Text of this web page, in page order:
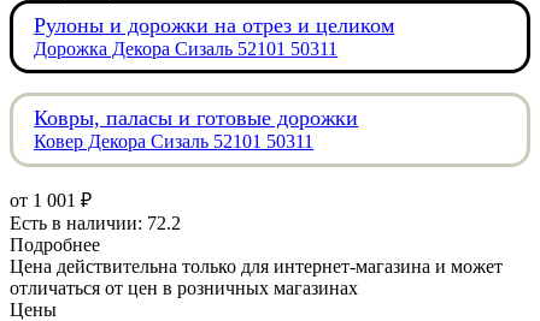
Рулоны и дорожки на отрез и целиком
Дорожка Декора Сизаль 52101 50311
Ковры, паласы и готовые дорожки
Ковер Декора Сизаль 52101 50311
от 1 001 ₽
Есть в наличии: 72.2
Подробнее
Цена действительна только для интернет-магазина и может
отличаться от цен в розничных магазинах
Цены